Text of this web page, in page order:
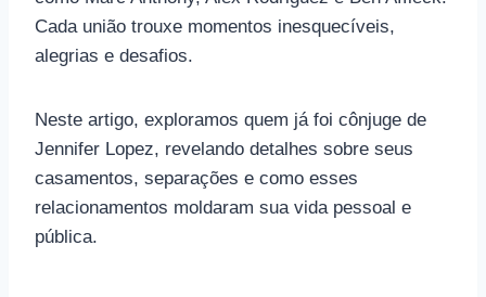
Cada união trouxe momentos inesquecíveis,
alegrias e desafios.
Neste artigo, exploramos quem já foi cônjuge de
Jennifer Lopez, revelando detalhes sobre seus
casamentos, separações e como esses
relacionamentos moldaram sua vida pessoal e
pública.